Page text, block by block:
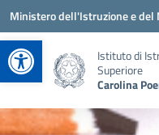
Apri la barra
Vai ai contenuti
Vai al menu di navigazione
Vai al footer
Ministero dell'Istruzione e del
Istituto di
Superiore
Carolina